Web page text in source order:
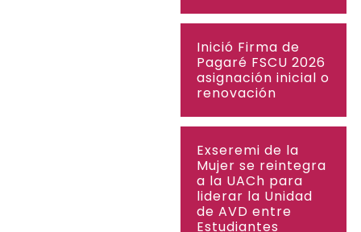
Inició Firma de
Pagaré FSCU 2026
asignación inicial o
renovación
Exseremi de la
Mujer se reintegra
a la UACh para
liderar la Unidad
de AVD entre
Estudiantes